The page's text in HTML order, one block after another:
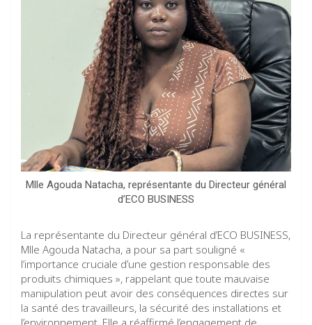
Mlle Agouda Natacha, représentante du Directeur général
d’ECO BUSINESS
La représentante du Directeur général d’ECO BUSINESS,
Mlle Agouda Natacha, a pour sa part souligné «
l’importance cruciale d’une gestion responsable des
produits chimiques », rappelant que toute mauvaise
manipulation peut avoir des conséquences directes sur
la santé des travailleurs, la sécurité des installations et